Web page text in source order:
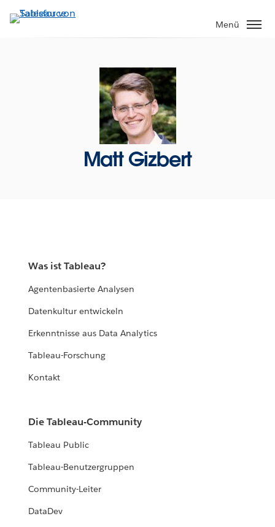
Direkt
zum
Menü
Matt Gizbert
Was ist Tableau?
Agentenbasierte Analysen
Datenkultur entwickeln
Erkenntnisse aus Data Analytics
Tableau-Forschung
Kontakt
Die Tableau-Community
Tableau Public
Tableau-Benutzergruppen
Community-Leiter
DataDev